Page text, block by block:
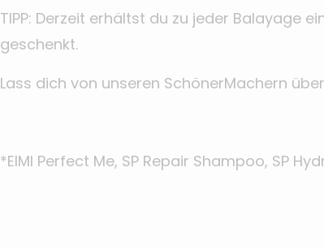
TIPP: Derzeit erhältst du zu jeder Balayage
geschenkt.
Lass dich von unseren SchönerMachern
*EIMI Perfect Me, SP Repair Shampoo, SP